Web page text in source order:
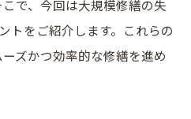
で、今回は大規模修繕の失
トをご紹介します。これらの
ズかつ効率的な修繕を進め